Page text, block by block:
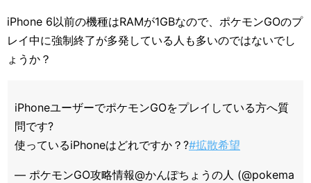
iPhone 6以前の機種はRAMが1GBなので、ポケモンGOのプ
レイ中に強制終了が多発している人も多いのではないでし
ょうか？
iPhoneユーザーでポケモンGOをプレイしている方へ質
問です?
使っているiPhoneはどれですか？?#拡散希望
— ポケモンGO攻略情報@かんぽちょうの人 (@pokema